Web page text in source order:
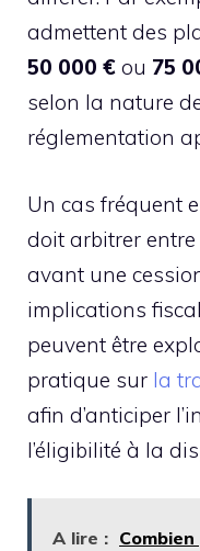
admettent des
50 000 € ou 75
selon la nature
réglementation
Un cas fréquent
doit arbitrer
avant une
implications
peuvent être
pratique sur la
afin d’anticiper
l’éligibilité à la
A lire :